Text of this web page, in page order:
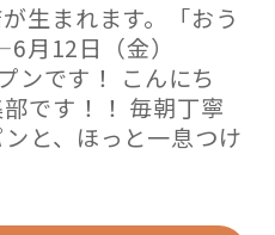
生まれます。「おう
月12日（金）
ンです！ こんにち
です！！ 毎朝丁寧
と、ほっと一息つけ